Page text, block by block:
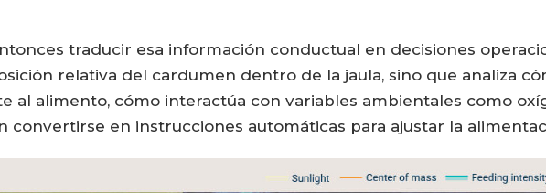
traducir esa información conductual en decisiones
relativa del cardumen dentro de la jaula, sino que analiza
al alimento, cómo interactúa con variables ambientales como
convertirse en instrucciones automáticas para ajustar la